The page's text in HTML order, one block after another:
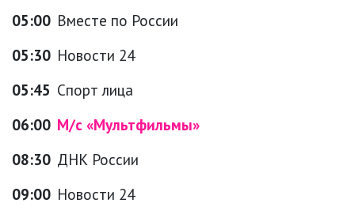
05:00 Вместе по России
05:30 Новости 24
05:45 Спорт лица
06:00 М/с «Мультфильмы»
08:30 ДНК России
09:00 Новости 24